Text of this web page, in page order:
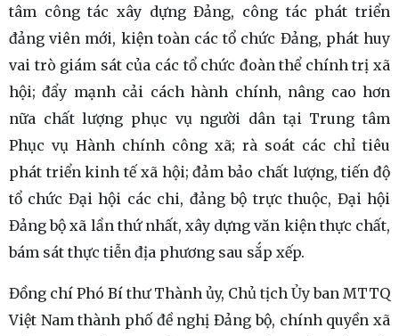
tâm công tác xây dựng Đảng, công tác phát triển
đảng viên mới, kiện toàn các tổ chức Đảng, phát huy
vai trò giám sát của các tổ chức đoàn thể chính trị xã
hội; đẩy mạnh cải cách hành chính, nâng cao hơn
nữa chất lượng phục vụ người dân tại Trung tâm
Phục vụ Hành chính công xã; rà soát các chỉ tiêu
phát triển kinh tế xã hội; đảm bảo chất lượng, tiến độ
tổ chức Đại hội các chi, đảng bộ trực thuộc, Đại hội
Đảng bộ xã lần thứ nhất, xây dựng văn kiện thực chất,
bám sát thực tiễn địa phương sau sắp xếp.
Đồng chí Phó Bí thư Thành ủy, Chủ tịch Ủy ban MTTQ
Việt Nam thành phố đề nghị Đảng bộ, chính quyền xã